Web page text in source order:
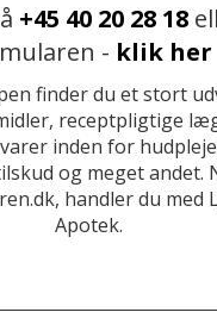
+45 40 20 28 18
- klik her
finder du et stort
receptpligtige
inden for
og meget andet.
handler du med
Apotek.